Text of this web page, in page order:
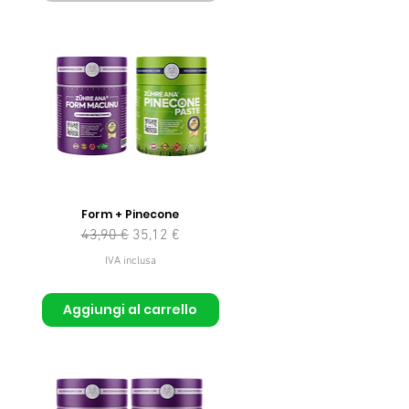
Form + Pinecone
Prezzo regolare
43,90 € Prezzo scontato
35,12 €
IVA inclusa
Aggiungi al carrello